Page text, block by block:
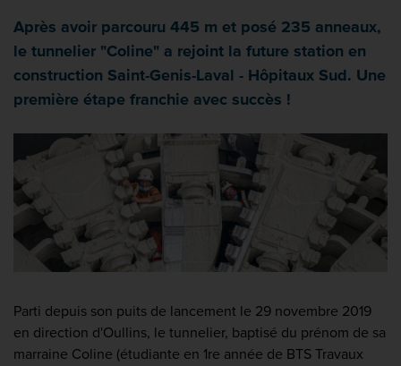
Après avoir parcouru 445 m et posé 235 anneaux,
le tunnelier "Coline" a rejoint la future station en
construction Saint-Genis-Laval - Hôpitaux Sud. Une
première étape franchie avec succès !
Parti depuis son puits de lancement le 29 novembre 2019
en direction d'Oullins, le tunnelier, baptisé du prénom de sa
marraine Coline (étudiante en 1re année de BTS Travaux